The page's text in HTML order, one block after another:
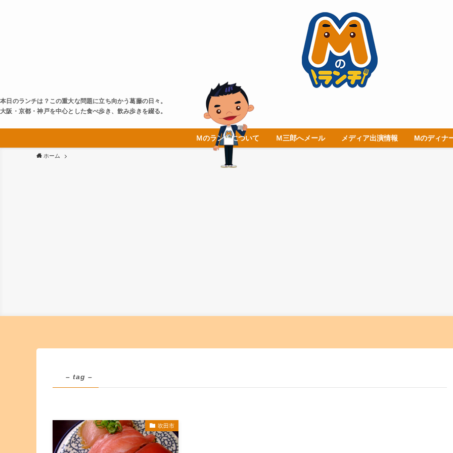
本日のランチは？この重大な問題に立ち向かう葛藤の日々。
大阪・京都・神戸を中心とした食べ歩き、飲み歩きを綴る。
Ｍのランチについて Ｍ三郎へメール メディア出演情報 Mのディナ
ホーム
– tag –
吹田市